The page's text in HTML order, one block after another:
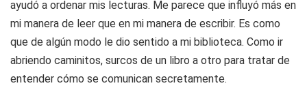
ayudó a ordenar mis lecturas. Me parece que influyó más en
mi manera de leer que en mi manera de escribir. Es como
que de algún modo le dio sentido a mi biblioteca. Como ir
abriendo caminitos, surcos de un libro a otro para tratar de
entender cómo se comunican secretamente.